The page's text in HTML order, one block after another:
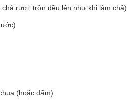
rươi, trộn đều lên như khi làm chả)
(hoặc dấm)